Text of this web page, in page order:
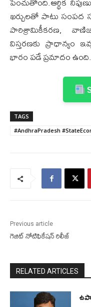
ఖర్చులతో పాటు సంపద
పారిశ్రామికీకరణ,
విస్తరణకు
భారం పడే ప్రమాదం ఉంది.
TAGS
#AndhraPradesh
Previous article
గెజిట్ నోటిఫికేషన్ రిలీజ్
RELATED ARTICLES